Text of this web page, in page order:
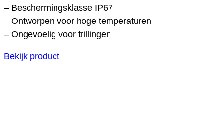
– Beschermingsklasse IP67
– Ontworpen voor hoge temperaturen
– Ongevoelig voor trillingen
Bekijk product